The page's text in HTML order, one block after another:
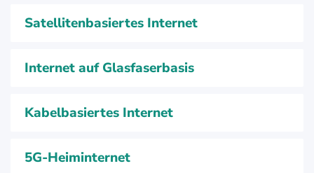
Satellitenbasiertes Internet
Internet auf Glasfaserbasis
Kabelbasiertes Internet
5G-Heiminternet